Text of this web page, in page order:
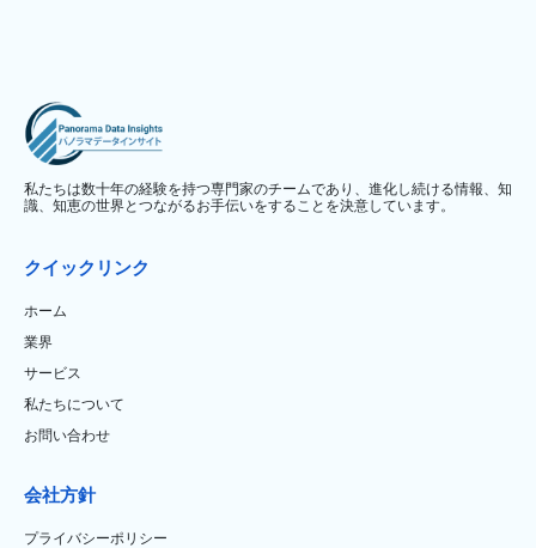
私たちは数十年の経験を持つ専門家のチームであり、進化し続ける情報、知
識、知恵の世界とつながるお手伝いをすることを決意しています。
クイックリンク
ホーム
業界
サービス
私たちについて
お問い合わせ
会社方針
プライバシーポリシー